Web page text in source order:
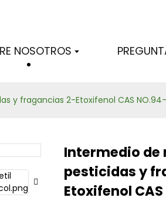
NOSOTROSfinos
y fragancias 2-Etoxifenol CAS
Loading...
Loading...
Intermedio
pesticidas y
Etoxifenol